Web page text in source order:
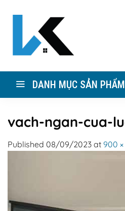
DANH MỤC SẢN PHẨM
vach-ngan-cua-
Published 08/09/2023 at 900